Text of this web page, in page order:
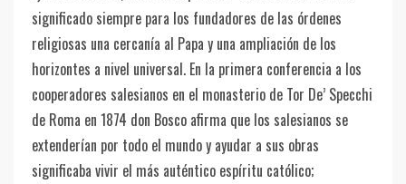
significado siempre para los fundadores de las órdenes
religiosas una cercanía al Papa y una ampliación de los
horizontes a nivel universal. En la primera conferencia a los
cooperadores salesianos en el monasterio de Tor De’ Specchi
de Roma en 1874 don Bosco afirma que los salesianos se
extenderían por todo el mundo y ayudar a sus obras
significaba vivir el más auténtico espíritu católico;